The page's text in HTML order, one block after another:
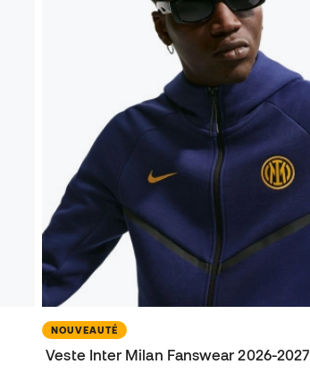
NOUVEAUTÉ
Veste Inter Milan Fanswear 2026-2027